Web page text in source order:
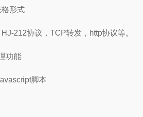
形式
212协议，TCP转发，http协议等。
功能
脚本